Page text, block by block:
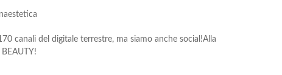
canali del digitale terrestre, ma siamo anche social!Alla